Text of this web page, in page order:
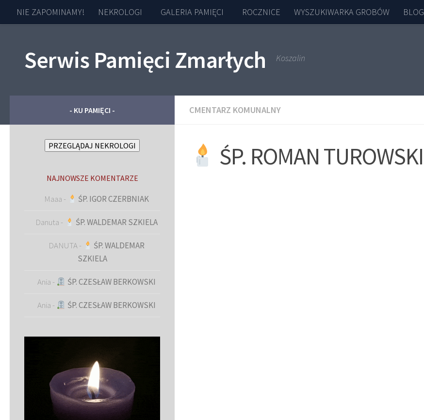
Skip to content
NIE ZAPOMINAMY! NEKROLOGI GALERIA PAMIĘCI ROCZNICE WYSZUKIWARKA GROBÓW BLOG
Serwis Pamięci Zmarłych Koszalin
CMENTARZ KOMUNALNY
ŚP. ROMAN TUROWSKI
- KU PAMIĘCI -
PRZEGLĄDAJ NEKROLOGI
NAJNOWSZE KOMENTARZE
Maaa - ŚP. IGOR CZERBNIAK
Danuta - ŚP. WALDEMAR SZKIELA
DANUTA-
ŚP. WALDEMAR
SZKIELA
Ania - ŚP. CZESŁAW BERKOWSKI
Ania - ŚP. CZESŁAW BERKOWSKI